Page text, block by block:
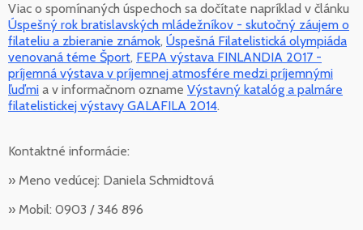
Viac o spomínaných úspechoch sa dočítate napríklad v článku
Úspešný rok bratislavských mládežníkov - skutočný záujem o
filateliu a zbieranie známok, Úspešná Filatelistická olympiáda
venovaná téme Šport, FEPA výstava FINLANDIA 2017 -
príjemná výstava v príjemnej atmosfére medzi príjemnými
ľuďmi a v informačnom ozname Výstavný katalóg a palmáre
filatelistickej výstavy GALAFILA 2014.
Kontaktné informácie:
» Meno vedúcej: Daniela Schmidtová
» Mobil: 0903 / 346 896